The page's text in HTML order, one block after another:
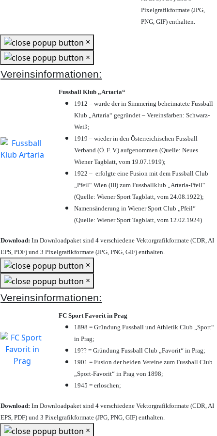
Pixelgrafikformate (JPG,
PNG, GIF) enthalten.
×
×
Vereinsinformationen:
Fussball Klub „Artaria“
1912 – wurde der in Simmering beheimatete Fussball
Klub „Artaria“ gegründet – Vereinsfarben: Schwarz-
Weiß;
1919 – wieder in den Österreichischen Fussball
Verband (Ö. F. V.) aufgenommen (Quelle: Neues
Wiener Tagblatt, vom 19.07.1919);
1922 – erfolgte eine Fusion mit dem Fussball Club
„Pfeil“ Wien (III) zum Fussballklub „Artaria-Pfeil“
(Quelle: Wiener Sport Tagblatt, vom 24.08.1922);
Namensänderung in Wiener Sport Club „Pfeil“
(Quelle: Wiener Sport Tagblatt, vom 12.02.1924)
Download: Im Downloadpaket sind 4 verschiedene Vektorgrafikformate (CDR, AI
EPS, PDF) und 3 Pixelgrafikformate (JPG, PNG, GIF) enthalten.
×
×
Vereinsinformationen:
FC Sport Favorit in Prag
1898 = Gründung Fussball und Athletik Club „Sport“
in Prag;
19?? = Gründung Fussball Club „Favorit“ in Prag;
1901 = Fusion der beiden Vereine zum Fussball Club
„Sport-Favorit“ in Prag von 1898;
1945 = erloschen;
Download: Im Downloadpaket sind 4 verschiedene Vektorgrafikformate (CDR, AI
EPS, PDF) und 3 Pixelgrafikformate (JPG, PNG, GIF) enthalten.
×